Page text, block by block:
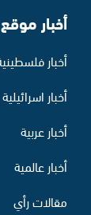
أخبار
أخبار
أخبار اسرائيلية
أخبار عربية
أخبار عالمية
مقالات رأي